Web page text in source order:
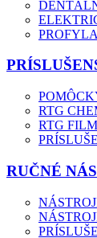
RTG
RTG
RUČNÉ